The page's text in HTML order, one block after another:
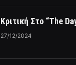
Κριτική Στο “The
27/12/2024